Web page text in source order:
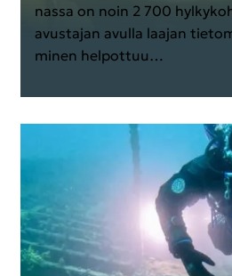
nas­sa on noin 2 700
avus­ta­jan avul­la laa­jan
mi­nen hel­pot­tuu…